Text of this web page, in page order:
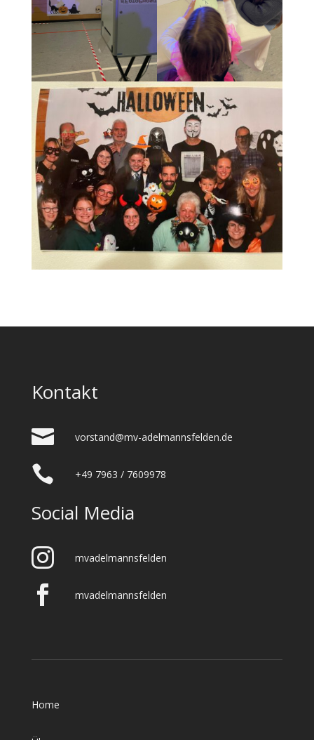
Kontakt
vorstand@mv-adelmannsfelden.de
+49 7963 / 7609978
Social Media
mvadelmannsfelden
mvadelmannsfelden
Home